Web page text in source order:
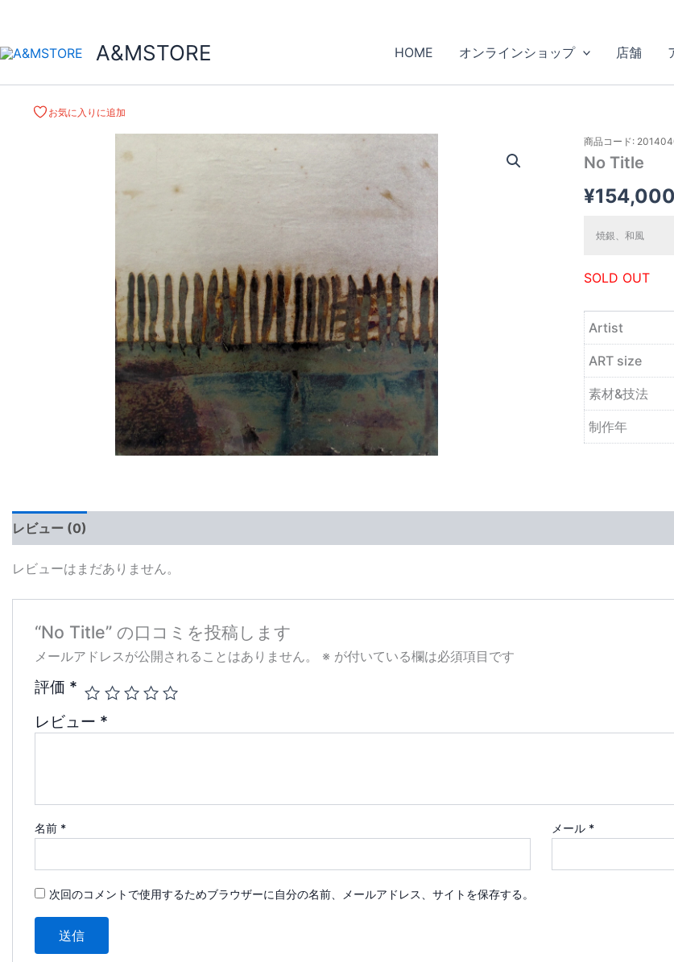
A&MSTORE HOME オンラインショップ 店舗
お気に入りに追加
商品コード:
No Title
¥154,000
焼銀、和風
SOLD OUT
Artist
ART size
素材&技法
制作年
レビュー (0)
レビューはまだありません。
“No Title” の口コミを投稿します
メールアドレスが公開されることはありません。 ※ が付いている欄は必須項目です
評価 *
レビュー *
名前 * メール *
次回のコメントで使用するためブラウザーに自分の名前、メールアドレス、サイトを保存する。